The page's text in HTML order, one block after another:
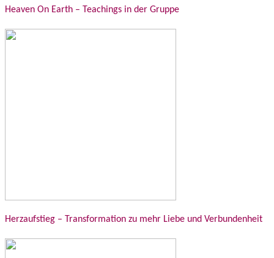
Heaven On Earth – Teachings in der Gruppe
Herzaufstieg – Transformation zu mehr Liebe und Verbundenheit